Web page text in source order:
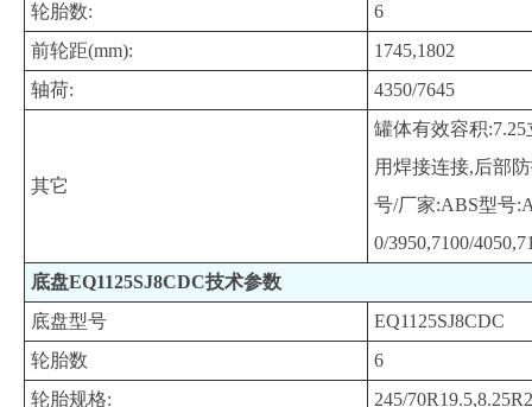
轮胎数:
6
前轮距(mm):
1745,1802
轴荷:
4350/7645
其它
罐体有效容积
用焊接连接,后部
号/厂家:ABS型号
0/3950,7100/
底盘EQ1125SJ8CDC技术参数
底盘型号
EQ1125SJ8CDC
轮胎数
6
轮胎规格:
245/